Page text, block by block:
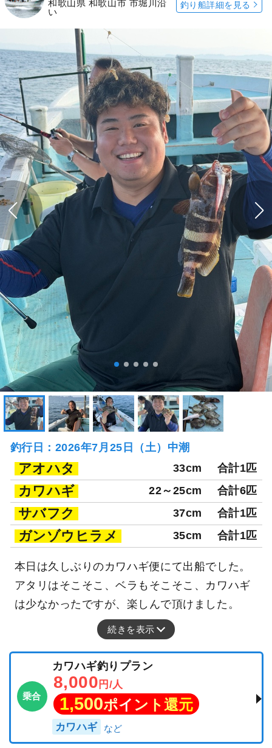
和歌山県 和歌山市 市堀川沿
い
釣り船詳細を見る
釣行日：2026年7月25日（土）中潮
アオハタ 33cm 合計1匹
カワハギ 22～25cm 合計6匹
サバフク 37cm 合計1匹
ガンゾウヒラメ 35cm 合計1匹
本日は久しぶりのカワハギ便にて出船でした。
アタリはそこそこ、ベラもそこそこ、カワハギ
は少なかったですが、楽しんで頂けました。
続きを表示
乗合
カワハギ釣りプラン
8,000 円/人
1,500ポイント還元
カワハギ